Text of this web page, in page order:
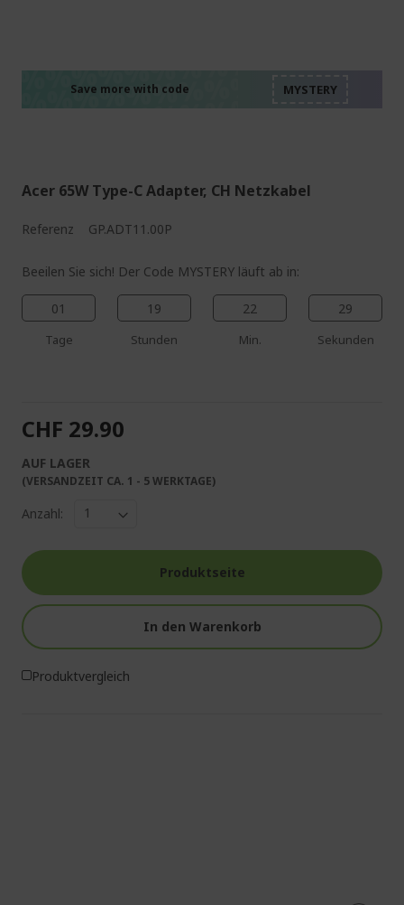
Save more with code
Acer 65W Type-C Adapter, CH Netzkabel
Referenz GP.ADT11.00P
Beeilen Sie sich! Der Code MYSTERY läuft ab in:
01
Tage
19
Stunden
22
Min.
28
Sekunden
CHF 29.90
AUF LAGER
(VERSANDZEIT CA. 1 - 5 WERKTAGE)
Anzahl:
Produktseite
In den Warenkorb
Produktvergleich